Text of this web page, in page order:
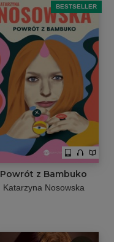
BESTSELLER
Powrót z Bambuko
Katarzyna Nosowska